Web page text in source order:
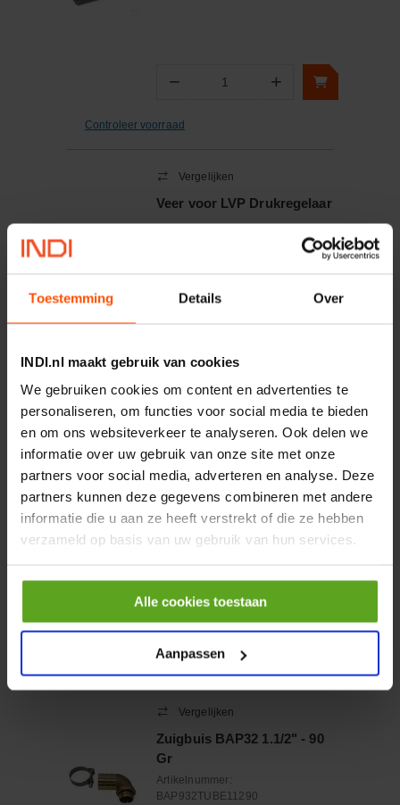
Toestemming Details Over
INDI.nl maakt gebruik van cookies
We gebruiken cookies om content en advertenties te
personaliseren, om functies voor social media te bieden
en om ons websiteverkeer te analyseren. Ook delen we
informatie over uw gebruik van onze site met onze
partners voor social media, adverteren en analyse. Deze
partners kunnen deze gegevens combineren met andere
informatie die u aan ze heeft verstrekt of die ze hebben
verzameld op basis van uw gebruik van hun services.
Alle cookies toestaan
Aanpassen
− Aantal +
Controleer voorraad
Vergelijken
Veer voor LVP Drukregelaar
LVP9RPVEER
Aantal
Controleer voorraad
Ventielplaat LVP30 D
Artikelnummer:
LVP930VD
− Aantal +
Controleer voorraad
Vergelijken
Zuigbuis BAP32 1.1/2" - 90
Gr
Artikelnummer:
BAP932TUBE11290